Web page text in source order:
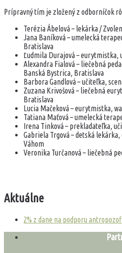
Prípravný tím je zložený z odborníčok
Terézia Ábelová – lekárka / Zvolen
Jana Baníková – umelecká
Bratislava
Ľudmila Durajová – eurytmistka,
Alexandra Fialová – liečebná
Banská Bystrica, Bratislava
Barbora Gandlová – učiteľka,
Zuzana Krivošová – liečebná
Bratislava
Lucia Mačeková – eurytmistka,
Tatiana Maťová – umelecká
Irena Tinková – prekladateľka,
Gabriela Trgová – detská
Váhom
Veronika Turčanová – liečebná
Aktuálne
2% z dane na podporu